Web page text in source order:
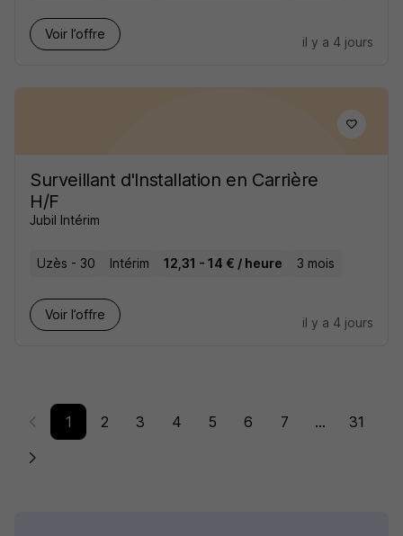
Voir l’offre
il y a 4 jours
Surveillant d'Installation en Carrière
H/F
Jubil Intérim
Uzès - 30 Intérim 12,31 - 14 € / heure 3 mois
Voir l’offre
il y a 4 jours
1 2 3 4 5 6 7 ... 31